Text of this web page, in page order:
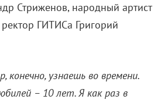
Стриженов, народный артист
ГИТИСа Григорий
узнаешь во времени.
– 10 лет. Я как раз в